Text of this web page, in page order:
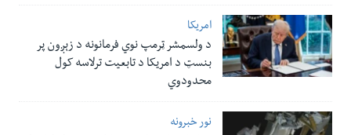
امریکا
د ولسمشر ټرمپ نوي فرمانونه د زېږون پر
بنسټ د امریکا د تابعیت ترلاسه کول
محدودوي
نور خبرونه